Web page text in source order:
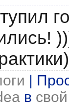
|
в